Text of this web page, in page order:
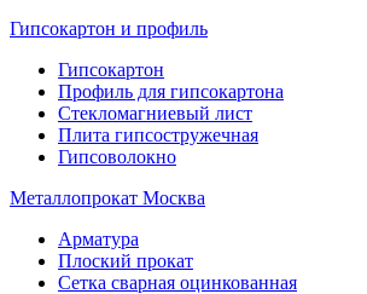
Гипсокартон и профиль
Гипсокартон
Профиль для гипсокартона
Стекломагниевый лист
Плита гипсостружечная
Гипсоволокно
Металлопрокат Москва
Арматура
Плоский прокат
Сетка сварная оцинкованная